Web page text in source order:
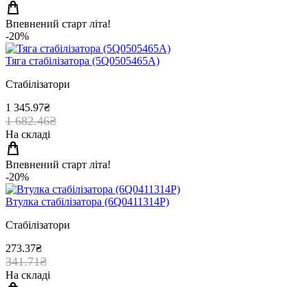
Впевнений старт літа!
-20%
Тяга стабiлiзатора (5Q0505465A)
Стабілізатори
1 345.97₴
1 682.46₴
На складі
Впевнений старт літа!
-20%
Втулка стабiлiзатора (6Q0411314P)
Стабілізатори
273.37₴
341.71₴
На складі